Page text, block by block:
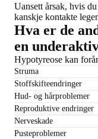
Uansett årsak, hvis
kanskje kontakte
Hva er de
en
Hypotyreose kan
Struma
Stoffskifteendringer
Hud- og hårproblemer
Reproduktive endringer
Nerveskade
Pusteproblemer